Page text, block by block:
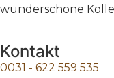
wunderschöne
Kontakt
0031 - 622 559 535